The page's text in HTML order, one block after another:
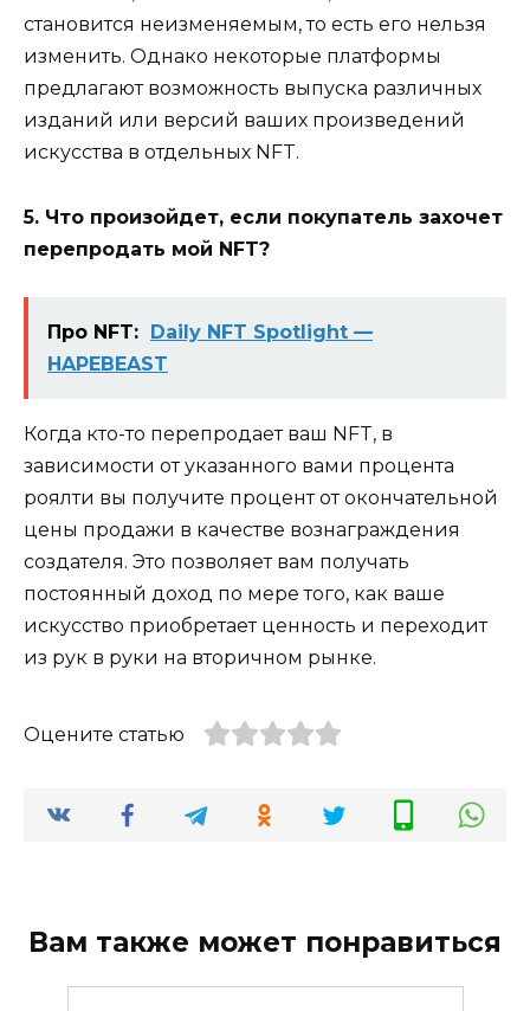
становится неизменяемым, то есть его нельзя
изменить. Однако некоторые платформы
предлагают возможность выпуска различных
изданий или версий ваших произведений
искусства в отдельных NFT.
5. Что произойдет, если покупатель захочет
перепродать мой NFT?
Про NFT: Daily NFT Spotlight —
HAPEBEAST
Когда кто-то перепродает ваш NFT, в
зависимости от указанного вами процента
роялти вы получите процент от окончательной
цены продажи в качестве вознаграждения
создателя. Это позволяет вам получать
постоянный доход по мере того, как ваше
искусство приобретает ценность и переходит
из рук в руки на вторичном рынке.
Оцените статью
Вам также может понравиться